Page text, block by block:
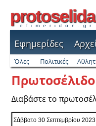
protoselida
efimeridon.gr
Εφημερίδες
Όλες Πολιτικές
Διαβάστε το